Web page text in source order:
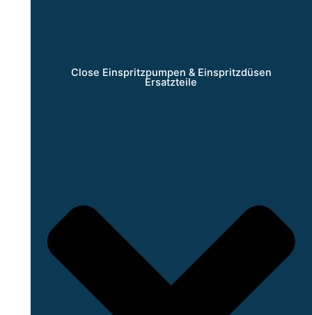
Close Einspritzpumpen & Einspritzdüsen
Ersatzteile